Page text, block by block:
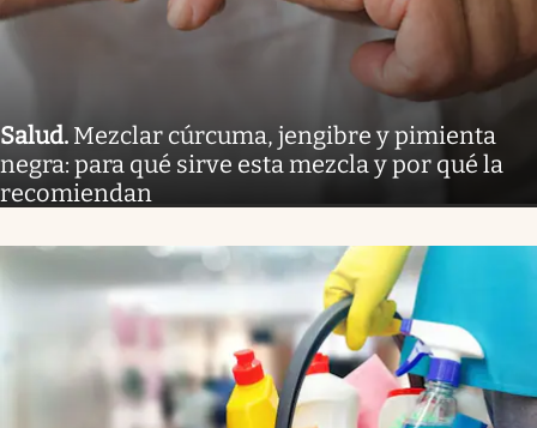
Salud. Mezclar cúrcuma, jengibre y pimienta
negra: para qué sirve esta mezcla y por qué la
recomiendan